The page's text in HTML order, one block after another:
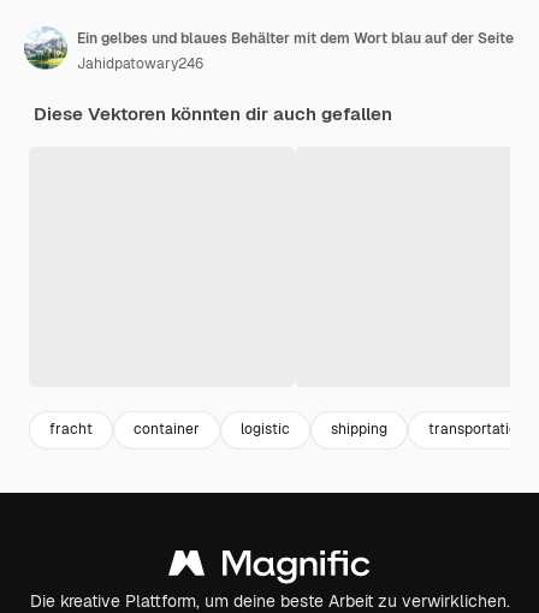
Ein gelbes und blaues Behälter mit dem Wort blau auf der Seite
Jahidpatowary246
Diese Vektoren könnten dir auch gefallen
fracht container logistic shipping transportation
Die kreative Plattform, um deine beste Arbeit zu verwirklichen.